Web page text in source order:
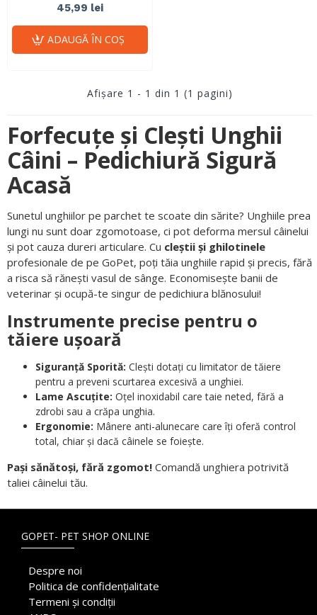
Forfecuțe și Clești Unghii
Câini – Pedichiură Sigură
Acasă
Sunetul unghiilor pe parchet te scoate din sărite? Unghiile prea
lungi nu sunt doar zgomotoase, ci pot deforma mersul câinelui
și pot cauza dureri articulare. Cu cleștii și ghilotinele
profesionale de pe GoPet, poți tăia unghiile rapid și precis, fără
a risca să rănești vasul de sânge. Economisește banii de
veterinar și ocupă-te singur de pedichiura blănosului!
Instrumente precise pentru o
tăiere ușoară
Siguranță Sporită: Clești dotați cu limitator de tăiere
pentru a preveni scurtarea excesivă a unghiei.
Lame Ascuțite: Oțel inoxidabil care taie neted, fără a
zdrobi sau a crăpa unghia.
Ergonomie: Mânere anti-alunecare care îți oferă control
total, chiar și dacă câinele se foiește.
Pași sănătoși, fără zgomot! Comandă unghiera potrivită
taliei câinelui tău.
45,99 lei
ADAUGĂ ÎN COŞ
Afişare 1 - 1 din 1 (1 pagini)
GOPET- PET SHOP ONLINE
Despre noi
Politica de confidențialitate
Termeni și condiții